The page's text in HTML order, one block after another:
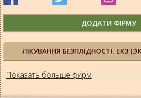
ЛІКУВАННЯ БЕЗПЛІДНОСТІ. ЕКЗ
Показать больше фирм
ДОДАТИ ФІРМУ